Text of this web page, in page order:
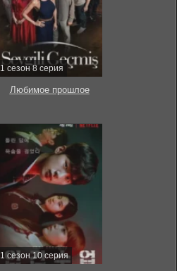
1 сезон 8 серия
Любимое прошлое
1 сезон 10 серия